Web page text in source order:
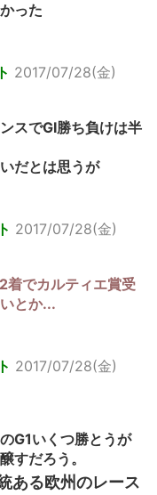
った
2017/07/28(金)
スでGⅠ勝ち負けは半
だとは思うが
2017/07/28(金)
着でカルティエ賞受
とか...
2017/07/28(金)
G1いくつ勝とうが
すだろう。
ある欧州のレース